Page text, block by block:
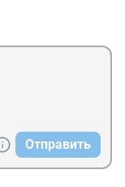
Отправить